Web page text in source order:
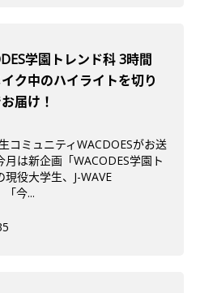
学園トレンド科 3時間
ク中のハイライトを切り
届け！
コミュニティWACDOESがお送
は新企画「WACODES学園ト
役大学生、J-WAVE
今...